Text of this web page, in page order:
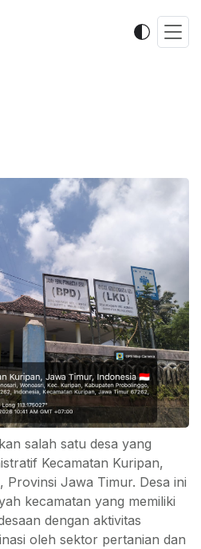
salah satu desa yang
Kecamatan Kuripan,
, Provinsi Jawa Timur. Desa ini
kecamatan yang memiliki
dengan aktivitas
oleh sektor pertanian dan